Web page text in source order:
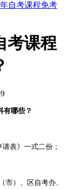
自考课程免考
考课程
有哪些？
表》一式二份；
）、区自考办、